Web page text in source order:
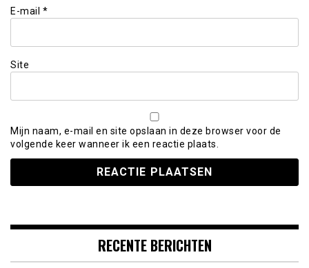
E-mail *
Site
Mijn naam, e-mail en site opslaan in deze browser voor de
volgende keer wanneer ik een reactie plaats.
RECENTE BERICHTEN